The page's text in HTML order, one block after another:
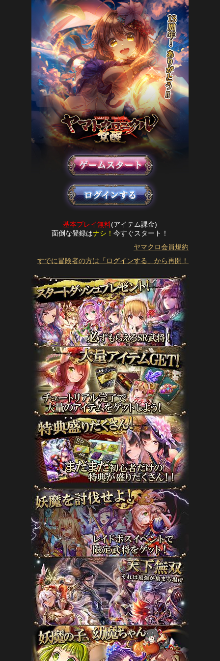
基本プレイ無料(アイテム課金)
面倒な登録はナシ！ 今すぐスタート！
ヤマクロ会員規約
すでに冒険者の方は「ログインする」から再開！